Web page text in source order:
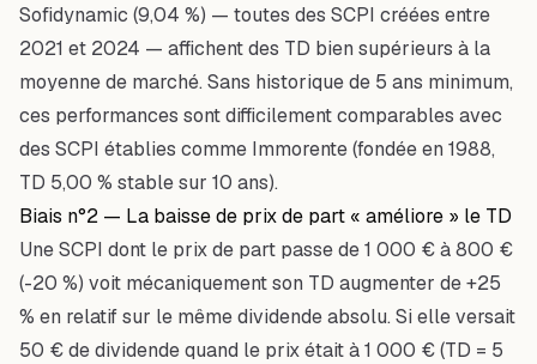
Sofidynamic (9,04 %) — toutes des SCPI créées entre
2021 et 2024 — affichent des TD bien supérieurs à la
moyenne de marché. Sans historique de 5 ans minimum,
ces performances sont difficilement comparables avec
des SCPI établies comme Immorente (fondée en 1988,
TD 5,00 % stable sur 10 ans).
Biais n°2 — La baisse de prix de part « améliore » le TD
Une SCPI dont le prix de part passe de 1 000 € à 800 €
(-20 %) voit mécaniquement son TD augmenter de +25
% en relatif sur le même dividende absolu. Si elle versait
50 € de dividende quand le prix était à 1 000 € (TD = 5